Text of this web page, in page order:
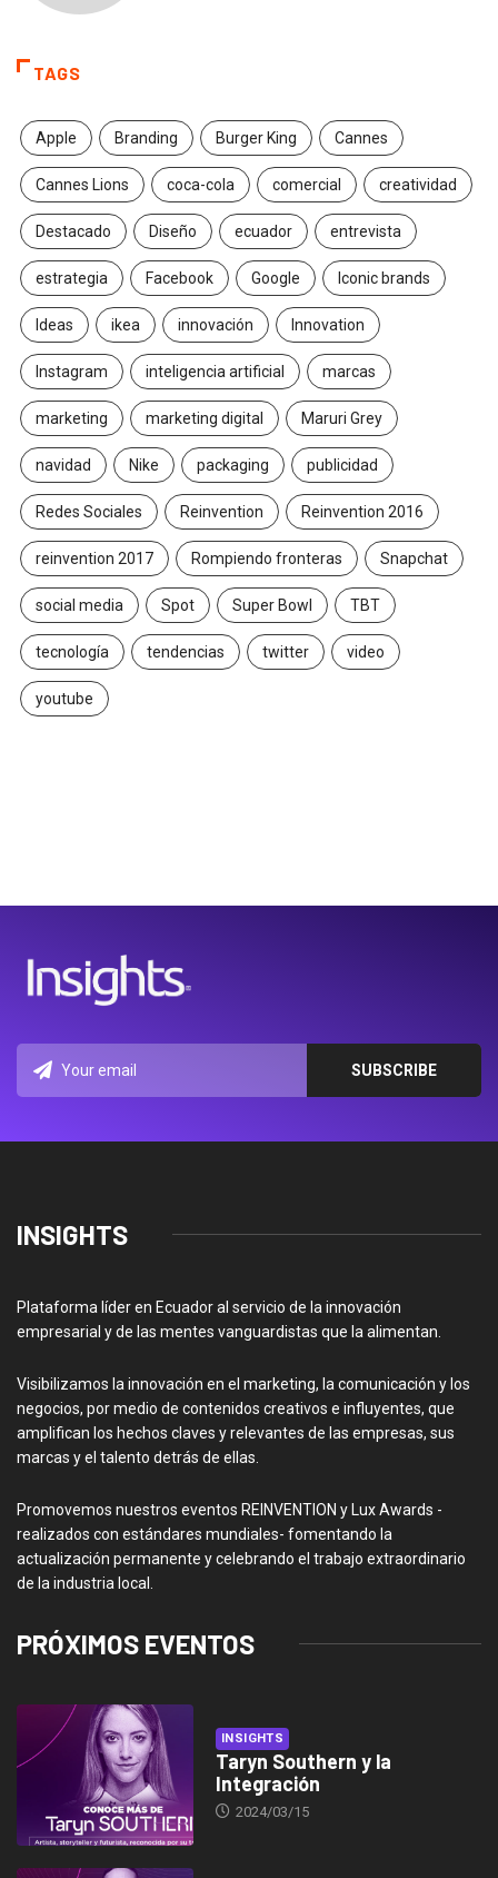
TAGS
Apple Branding Burger King Cannes
Cannes Lions coca-cola comercial creatividad
Destacado Diseño ecuador entrevista
estrategia Facebook Google Iconic brands
Ideas ikea innovación Innovation
Instagram inteligencia artificial marcas
marketing marketing digital Maruri Grey
navidad Nike packaging publicidad
Redes Sociales Reinvention Reinvention 2016
reinvention 2017 Rompiendo fronteras Snapchat
social media Spot Super Bowl TBT
tecnología tendencias twitter video
youtube
INSIGHTS
Plataforma líder en Ecuador al servicio de la innovación
empresarial y de las mentes vanguardistas que la alimentan.
Visibilizamos la innovación en el marketing, la comunicación y los
negocios, por medio de contenidos creativos e influyentes, que
amplifican los hechos claves y relevantes de las empresas, sus
marcas y el talento detrás de ellas.
Promovemos nuestros eventos REINVENTION y Lux Awards -
realizados con estándares mundiales- fomentando la
actualización permanente y celebrando el trabajo extraordinario
de la industria local.
PRÓXIMOS EVENTOS
INSIGHTS
Taryn Southern y la
Integración
2024/03/15